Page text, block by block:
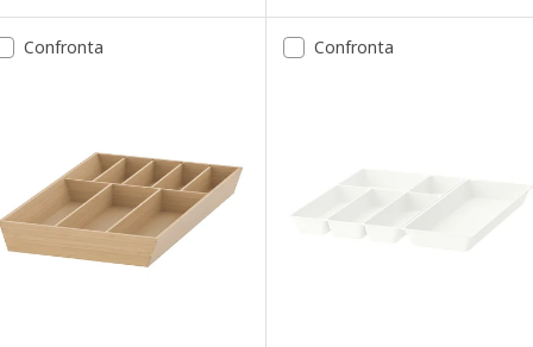
Confronta Confronta